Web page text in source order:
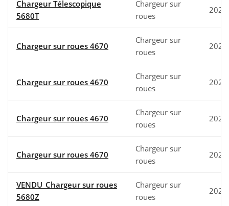
Chargeur Télescopique
5680T
Chargeur sur
roues
2024
Chargeur sur roues 4670
Chargeur sur
roues
2025
Chargeur sur roues 4670
Chargeur sur
roues
2025
Chargeur sur roues 4670
Chargeur sur
roues
2025
Chargeur sur roues 4670
Chargeur sur
roues
2025
VENDU_Chargeur sur roues
5680Z
Chargeur sur
roues
2024